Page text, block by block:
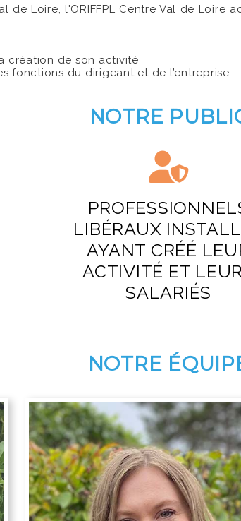
de Loire, l'ORIFFPL Centre Val de
création de son activité
fonctions du dirigeant et de l’entreprise
NOTRE
LIBÉRAUX
AYANT CRÉÉ
ACTIVITÉ ET
SALARIÉS
NOTRE